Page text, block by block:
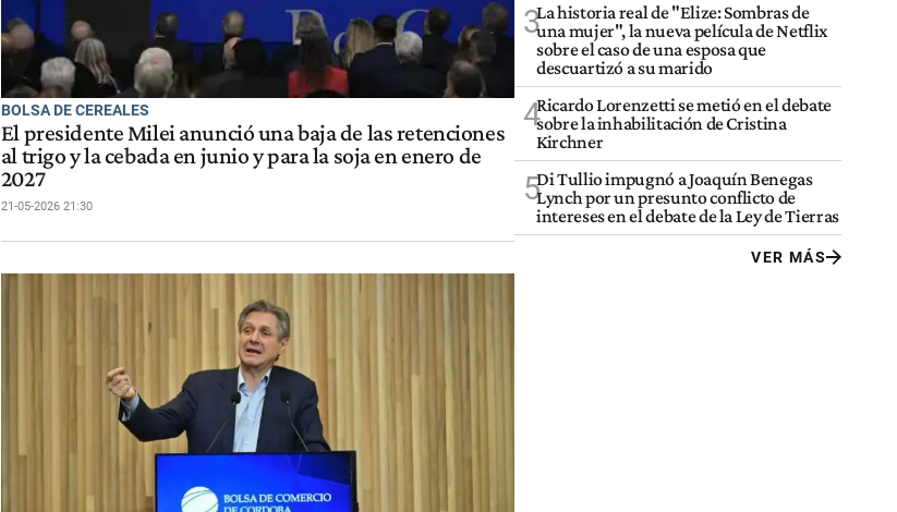
BOLSA DE CEREALES
El presidente Milei anunció una baja de las retenciones
al trigo y la cebada en junio y para la soja en enero de
2027
21-05-2026 21:30
3La historia real de "Elize: Sombras de
una mujer", la nueva película de Netflix
sobre el caso de una esposa que
descuartizó a su marido
4Ricardo Lorenzetti se metió en el debate
sobre la inhabilitación de Cristina
Kirchner
5Di Tullio impugnó a Joaquín Benegas
Lynch por un presunto conflicto de
intereses en el debate de la Ley de Tierras
VER MÁS